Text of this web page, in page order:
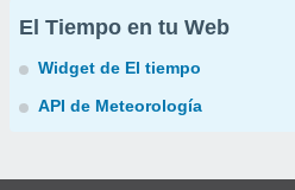
El Tiempo en tu Web
Widget de El tiempo
API de Meteorología